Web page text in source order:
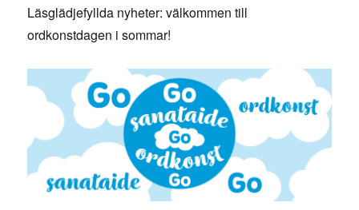
Läsglädjefyllda nyheter: välkommen till
ordkonstdagen i sommar!